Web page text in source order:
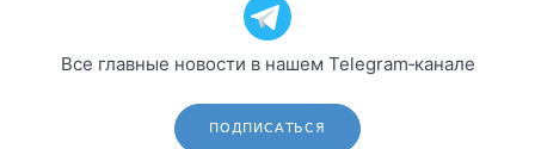
Все главные новости в нашем Telegram‑канале
ПОДПИСАТЬСЯ